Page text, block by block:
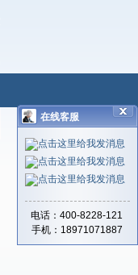
在线客服
电话：400-8228-121
手机：18971071887